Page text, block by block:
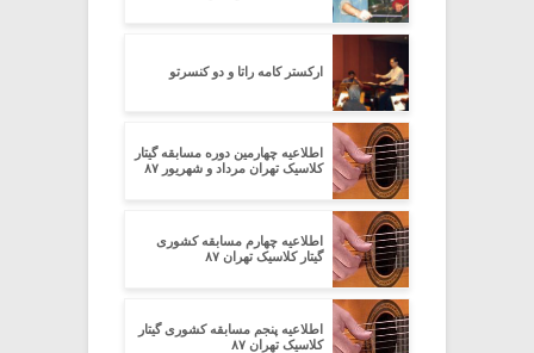
ارکستر کامه راتا و دو کنسرتو
اطلاعیه چهارمین دوره مسابقه گیتار
کلاسیک تهران مرداد و شهریور ۸۷
اطلاعیه چهارم مسابقه کشوری
گیتار کلاسیک تهران ۸۷
اطلاعیه پنجم مسابقه کشوری گیتار
کلاسیک تهران ۸۷